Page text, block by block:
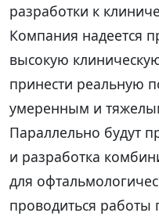
разработки к
Компания надеется
высокую
принести реальную
умеренным и
Параллельно будут
и разработка
для
проводиться